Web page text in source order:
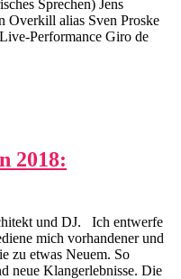
Sprechen) Jens
Overkill alias Sven Proske
Performance Giro de
2018:
und DJ. Ich entwerfe
mich vorhandener und
zu etwas Neuem. So
neue Klangerlebnisse. Die